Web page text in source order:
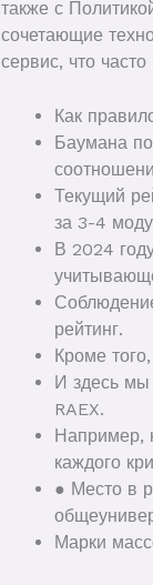
также с
сочетающие
сервис, что
Как
Баумана
Текущий
за 3-4
В 2024
рейтинг.
Кроме
И здесь мы
RAEX.
Например,
каждого
● Место в
Марки